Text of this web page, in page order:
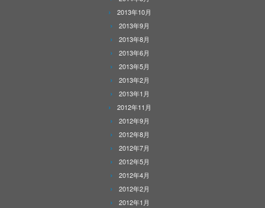
2013年10月
2013年9月
2013年8月
2013年6月
2013年5月
2013年2月
2013年1月
2012年11月
2012年9月
2012年8月
2012年7月
2012年5月
2012年4月
2012年2月
2012年1月